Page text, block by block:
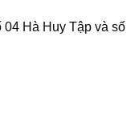
Hà Huy Tập và số